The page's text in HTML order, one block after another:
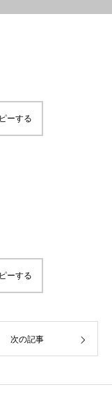
ーする
ーする
次の記事